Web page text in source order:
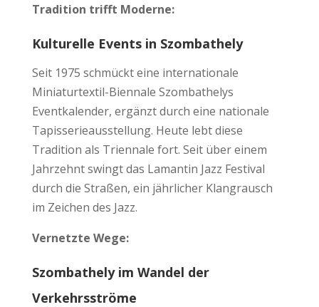
Tradition trifft Moderne:
Kulturelle Events in Szombathely
Seit 1975 schmückt eine internationale
Miniaturtextil-Biennale Szombathelys
Eventkalender, ergänzt durch eine nationale
Tapisserieausstellung. Heute lebt diese
Tradition als Triennale fort. Seit über einem
Jahrzehnt swingt das Lamantin Jazz Festival
durch die Straßen, ein jährlicher Klangrausch
im Zeichen des Jazz.
Vernetzte Wege:
Szombathely im Wandel der
Verkehrsströme